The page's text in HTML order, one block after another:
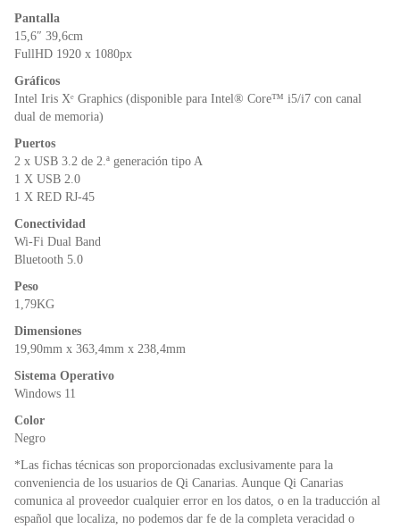
Pantalla
15,6″ 39,6cm
FullHD 1920 x 1080px
Gráficos
Intel Iris Xᵉ Graphics (disponible para Intel® Core™ i5/i7 con canal
dual de memoria)
Puertos
2 x USB 3.2 de 2.ª generación tipo A
1 X USB 2.0
1 X RED RJ-45
Conectividad
Wi-Fi Dual Band
Bluetooth 5.0
Peso
1,79KG
Dimensiones
19,90mm x 363,4mm x 238,4mm
Sistema Operativo
Windows 11
Color
Negro
*Las fichas técnicas son proporcionadas exclusivamente para la
conveniencia de los usuarios de Qi Canarias. Aunque Qi Canarias
comunica al proveedor cualquier error en los datos, o en la traducción al
español que localiza, no podemos dar fe de la completa veracidad o